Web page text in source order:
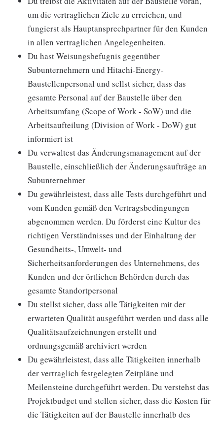
um die vertraglichen Ziele zu erreichen, und
fungierst als Hauptansprechpartner für den Kunden
in allen vertraglichen Angelegenheiten.
Du hast Weisungsbefugnis gegenüber
Subunternehmern und Hitachi-Energy-
Baustellenpersonal und sellst sicher, dass das
gesamte Personal auf der Baustelle über den
Arbeitsumfang (Scope of Work - SoW) und die
Arbeitsaufteilung (Division of Work - DoW) gut
informiert ist
Du verwaltest das Änderungsmanagement auf der
Baustelle, einschließlich der Änderungsaufträge an
Subunternehmer
Du gewährleistest, dass alle Tests durchgeführt und
vom Kunden gemäß den Vertragsbedingungen
abgenommen werden. Du förderst eine Kultur des
richtigen Verständnisses und der Einhaltung der
Gesundheits-, Umwelt- und
Sicherheitsanforderungen des Unternehmens, des
Kunden und der örtlichen Behörden durch das
gesamte Standortpersonal
Du stellst sicher, dass alle Tätigkeiten mit der
erwarteten Qualität ausgeführt werden und dass alle
Qualitätsaufzeichnungen erstellt und
ordnungsgemäß archiviert werden
Du gewährleistest, dass alle Tätigkeiten innerhalb
der vertraglich festgelegten Zeitpläne und
Meilensteine durchgeführt werden. Du verstehst das
Projektbudget und stellen sicher, dass die Kosten für
die Tätigkeiten auf der Baustelle innerhalb des